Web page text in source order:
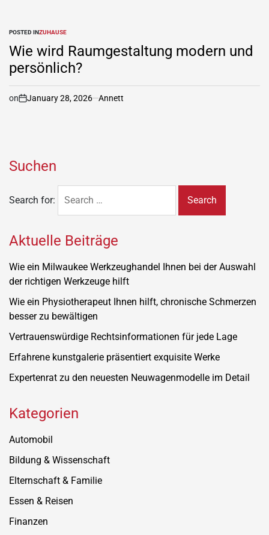
POSTED INZUHAUSE
Wie wird Raumgestaltung modern und
persönlich?
on January 28, 2026 Annett
Suchen
Search for:
Aktuelle Beiträge
Wie ein Milwaukee Werkzeughandel Ihnen bei der Auswahl
der richtigen Werkzeuge hilft
Wie ein Physiotherapeut Ihnen hilft, chronische Schmerzen
besser zu bewältigen
Vertrauenswürdige Rechtsinformationen für jede Lage
Erfahrene kunstgalerie präsentiert exquisite Werke
Expertenrat zu den neuesten Neuwagenmodelle im Detail
Kategorien
Automobil
Bildung & Wissenschaft
Elternschaft & Familie
Essen & Reisen
Finanzen